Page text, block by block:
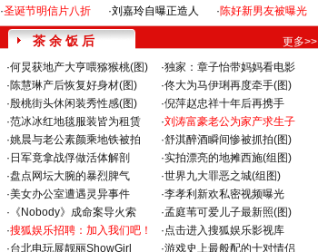
·圣诞节明信片八折
·刘嘉玲自曝正造人
·陈好新男友被曝光
茶 余 饭 后
更多>>
·何炅获地产大亨喂猕猴桃(图) ·独家：章子怡带妈妈看电影
·陈慧琳产后恢复好身材(图) ·佟大为马伊琍再度牵手(图)
·殷桃街头休闲装秀性感(图) ·倪萍赵忠祥十年后再携手
·范冰冰红地毯服装皆为租赁 ·刘涛富豪老公为家产求生子
·姚晨与老公素颜乘地铁被拍 ·舒淇醉酒瞬间惨被抓拍(图)
· 日军竟拿战俘做活体解剖 ·实拍漂亮的地摊西施(组图)
·盘点网坛大腕的暴烈脾气 ·世界九大罪恶之城(组图)
·美女办公室遭遇灵异事件 ·李孝利新欢私密视频曝光
· 《Nobody》成命案导火索 ·孟庭苇可爱儿子最新照(图)
·搜狐娱乐招聘：加入我们吧！ ·点击进入搜狐娱乐影视库
·台北电玩展靓丽ShowGirl ·游戏史上最般配的十对情侣